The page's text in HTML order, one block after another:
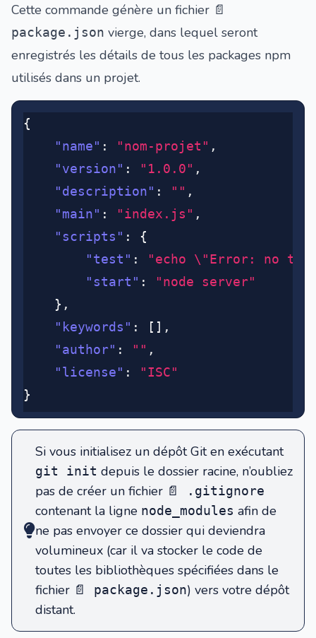
Cette commande génère un fichier 📄
package.json vierge, dans lequel seront
enregistrés les détails de tous les packages npm
utilisés dans un projet.
{
	"name"
: "nom-projet" ,
	"version"
: "1.0.0" ,
	"description"
: "" ,
	"main"
: "index.js" ,
	"scripts"
:
{
		"test"
:
"echo \"Error: no
		"start"
:
"node server"
	}
,
	"keywords"
: [] ,
	"author"
: "" ,
	"license"
:
"ISC"
}
Si vous initialisez un dépôt Git en exécutant
git init depuis le dossier racine, n’oubliez
pas de créer un fichier 📄 .gitignore
contenant la ligne node_modules afin de
ne pas envoyer ce dossier qui deviendra
volumineux (car il va stocker le code de
toutes les bibliothèques spécifiées dans le
fichier 📄 package.json) vers votre dépôt
distant.